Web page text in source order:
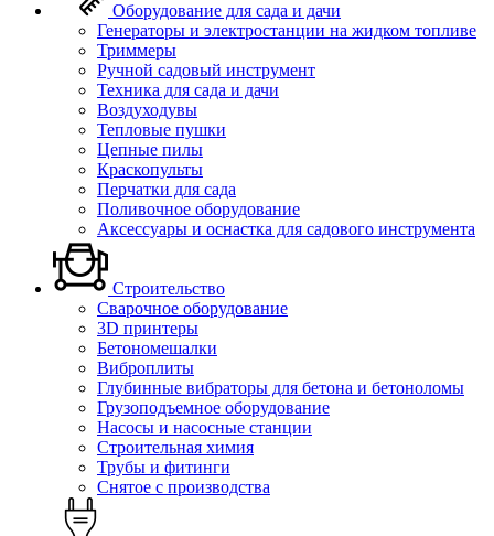
Оборудование для сада и дачи
Генераторы и электростанции на жидком топливе
Триммеры
Ручной садовый инструмент
Техника для сада и дачи
Воздуходувы
Тепловые пушки
Цепные пилы
Краскопульты
Перчатки для сада
Поливочное оборудование
Аксессуары и оснастка для садового инструмента
Строительство
Сварочное оборудование
3D принтеры
Бетономешалки
Виброплиты
Глубинные вибраторы для бетона и бетоноломы
Грузоподъемное оборудование
Насосы и насосные станции
Строительная химия
Трубы и фитинги
Снятое с производства